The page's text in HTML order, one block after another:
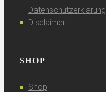
Datenschutzerklärung
Disclaimer
SHOP
Shop